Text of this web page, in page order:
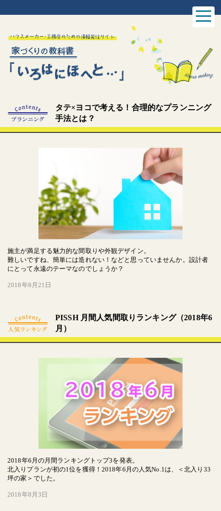
タテ×ヨコで考える！合理的なプランニング
手法とは？
施主が満足する魅力的な間取りや外観デザイン。
難しいですね、簡単には造れない！などと思っていませんか。設計者
にとって永遠のテーマなのでしょうか？
2018年8月21日
PISSH 月間人気間取りランキング（2018年6
月）
2018年6月の月間ランキングトップ3を発表。
北入りプランが初の1位を獲得！2018年6月の人気No.1は、＜北入り33
坪の家＞でした。
2018年8月3日